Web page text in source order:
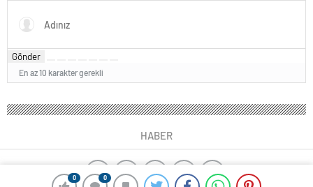
0 0
Gönder
En az 10 karakter gerekli
HABER